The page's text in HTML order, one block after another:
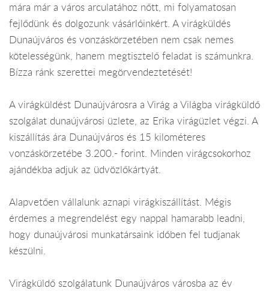
mára már a város arculatához nőtt, mi folyamatosan
fejlődünk és dolgozunk vásárlóinkért. A virágküldés
Dunaújváros és vonzáskörzetében nem csak nemes
kötelességünk, hanem megtisztelő feladat is számunkra.
Bízza ránk szerettei megörvendeztetését!
A virágküldést Dunaújvárosra a Virág a Világba virágküldő
szolgálat dunaújvárosi üzlete, az Erika virágüzlet végzi. A
kiszállítás ára Dunaújváros és 15 kilométeres
vonzáskörzetébe 3.200.- forint. Minden virágcsokorhoz
ajándékba adjuk az üdvözlőkártyát.
Alapvetően vállalunk aznapi virágkiszállítást. Mégis
érdemes a megrendelést egy nappal hamarabb leadni,
hogy dunaújvárosi munkatársaink időben fel tudjanak
készülni.
Virágküldő szolgálatunk Dunaújváros városba az év